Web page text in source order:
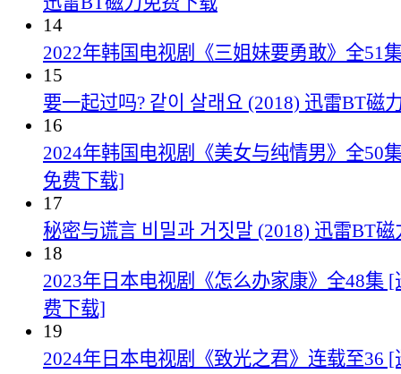
14
2022年韩国电视剧《三姐妹要勇敢》全51
15
要一起过吗? 같이 살래요 (2018) 迅雷BT磁
16
2024年韩国电视剧《美女与纯情男》全50
免费下载]
17
秘密与谎言 비밀과 거짓말 (2018) 迅雷BT
18
2023年日本电视剧《怎么办家康》全48集
费下载]
19
2024年日本电视剧《致光之君》连载至36